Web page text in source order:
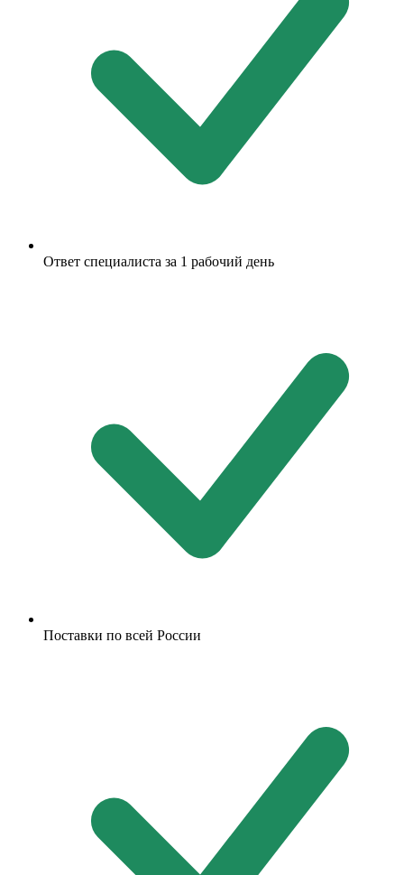
Ответ специалиста за 1 рабочий день
Поставки по всей России